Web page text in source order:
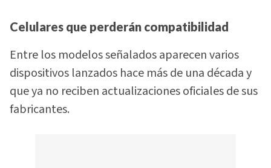
Celulares que perderán compatibilidad
Entre los modelos señalados aparecen varios
dispositivos lanzados hace más de una década y
que ya no reciben actualizaciones oficiales de sus
fabricantes.